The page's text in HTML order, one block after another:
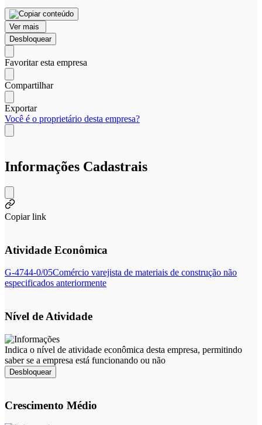
Ver mais
Desbloquear
Favoritar esta empresa
Compartilhar
Exportar
Você é o proprietário desta empresa?
Informações Cadastrais
Copiar link
Atividade Econômica
G-4744-0/05Comércio varejista de materiais de construção não
especificados anteriormente
Nível de Atividade
Indica o nível de atividade econômica desta empresa, permitindo
saber se a empresa está funcionando ou não
Desbloquear
Crescimento Médio